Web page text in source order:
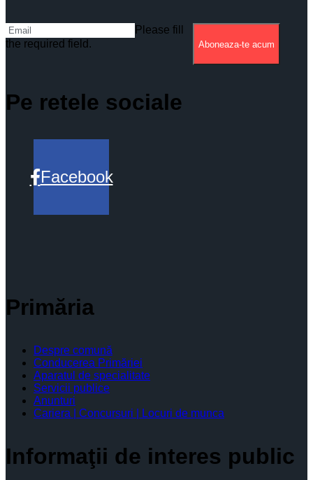
Please fill
the required field.
Aboneaza-te acum
Pe retele sociale
Facebook
Primăria
Despre comună
Conducerea Primăriei
Aparatul de specialitate
Servicii publice
Anunturi
Cariera | Concursuri | Locuri de munca
Informaţii de interes public